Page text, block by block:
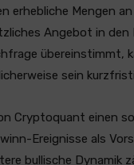
erhebliche Mengen
Angebot in
übereinstimmt,
sein
Cryptoquant einen
Ereignisse als
bullische Dynamik